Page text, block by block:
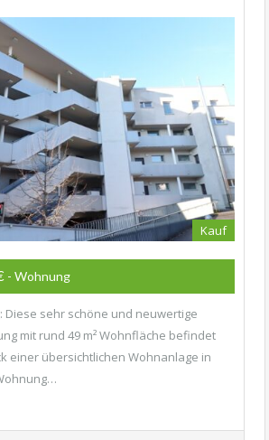
Kauf
- Wohnung
Diese sehr schöne und neuwertige
mit rund 49 m² Wohnfläche befindet
einer übersichtlichen Wohnanlage in